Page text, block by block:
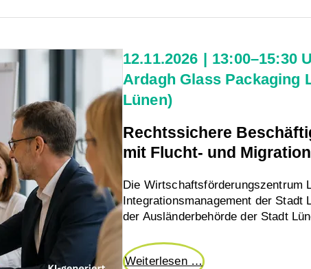
12.11.2026
13:00–15:30
Ardagh Glass Packaging
Lünen)
Rechtssichere
mit Flucht- und
Die Wirtschaftsförderungszentrum
Integrationsmanagement der Stadt
der Ausländerbehörde der Stadt
Weiterlesen …Rechtssichere